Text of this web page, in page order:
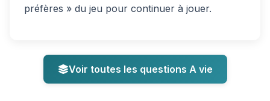
préfères » du jeu pour continuer à jouer.
Voir toutes les questions A vie